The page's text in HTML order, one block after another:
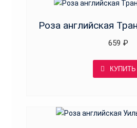
Роза английская
659 ₽
КУПИТЬ